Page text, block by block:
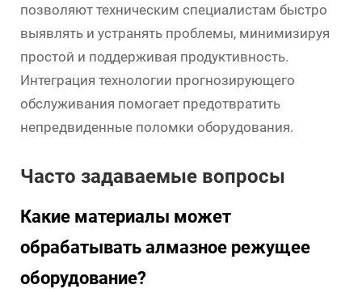
позволяют техническим специалистам быстро
выявлять и устранять проблемы, минимизируя
простой и поддерживая продуктивность.
Интеграция технологии прогнозирующего
обслуживания помогает предотвратить
непредвиденные поломки оборудования.
Часто задаваемые вопросы
Какие материалы может
обрабатывать алмазное режущее
оборудование?